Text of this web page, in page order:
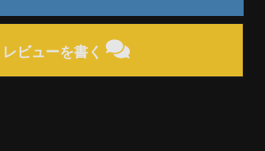
レビューを書く